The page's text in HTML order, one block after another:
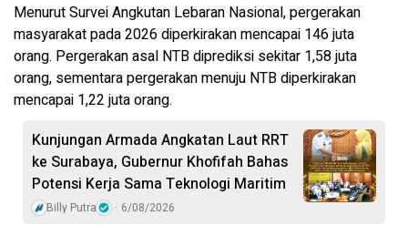
Menurut Survei Angkutan Lebaran Nasional, pergerakan
masyarakat pada 2026 diperkirakan mencapai 146 juta
orang. Pergerakan asal NTB diprediksi sekitar 1,58 juta
orang, sementara pergerakan menuju NTB diperkirakan
mencapai 1,22 juta orang.
Kunjungan Armada Angkatan Laut RRT
ke Surabaya, Gubernur Khofifah Bahas
Potensi Kerja Sama Teknologi Maritim
Billy Putra 6/08/2026